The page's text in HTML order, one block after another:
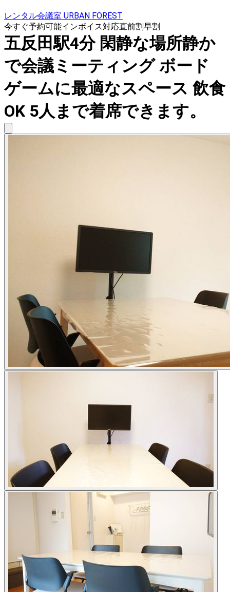
レンタル会議室 URBAN FOREST
今すぐ予約可能インボイス対応直前割早割
五反田駅4分 閑静な場所静か
で会議ミーティング ボード
ゲームに最適なスペース 飲食
OK 5人まで着席できます。